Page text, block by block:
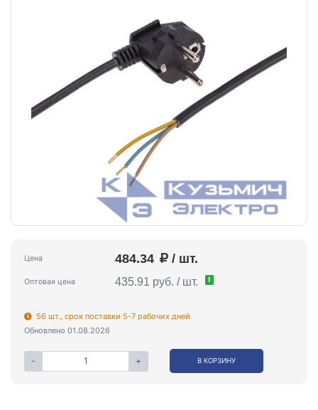
Цена 484.34 / шт.
Оптовая цена 435.91 руб. / шт. !
56 шт., срок поставки 5-7 рабочих дней
Обновлено 01.08.2026
- + В КОРЗИНУ